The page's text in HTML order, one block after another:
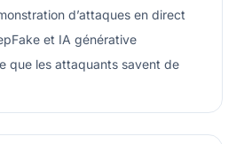
d’attaques en direct
et IA générative
que les attaquants savent de